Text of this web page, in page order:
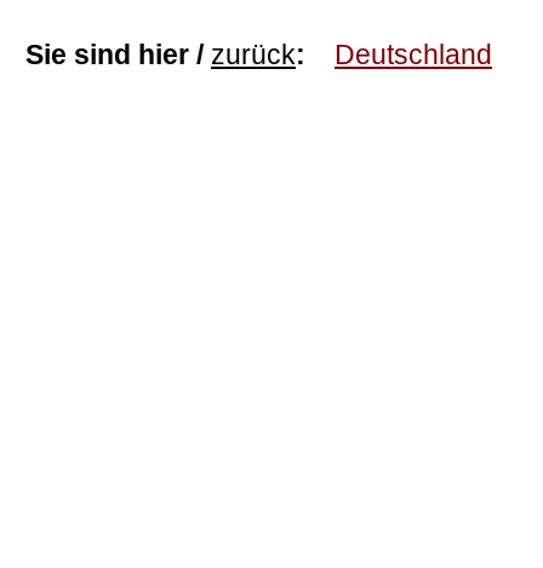
Sie sind hier / zurück: Deutschland